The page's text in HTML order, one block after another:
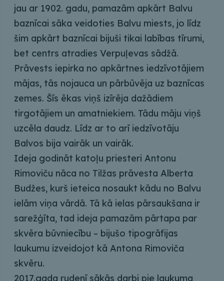
jau ar 1902. gadu, pamazām apkārt Balvu
baznīcai sāka veidoties Balvu miests, jo līdz
šim apkārt baznīcai bijuši tikai labības tīrumi,
bet centrs atradies Verpuļevas sādžā.
Prāvests iepirka no apkārtnes iedzīvotājiem
mājas, tās nojauca un pārbūvēja uz baznīcas
zemes. Šīs ēkas viņš izīrēja dažādiem
tirgotājiem un amatniekiem. Tādu māju viņš
uzcēla daudz. Līdz ar to arī iedzīvotāju
Balvos bija vairāk un vairāk.
Ideja godināt katoļu priesteri Antonu
Rimoviču nāca no Tilžas prāvesta Alberta
Budžes, kurš ieteica nosaukt kādu no Balvu
ielām viņa vārdā. Tā kā ielas pārsaukšana ir
sarežģīta, tad ideja pamazām pārtapa par
skvēra būvniecību – bijušo tipogrāfijas
laukumu izveidojot kā Antona Rimoviča
skvēru.
2017.gada rudenī sākās darbi pie laukuma